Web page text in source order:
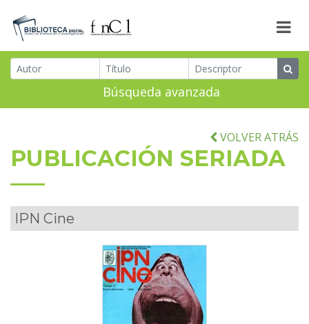
Búsqueda avanzada
VOLVER ATRÁS
PUBLICACIÓN SERIADA
IPN Cine